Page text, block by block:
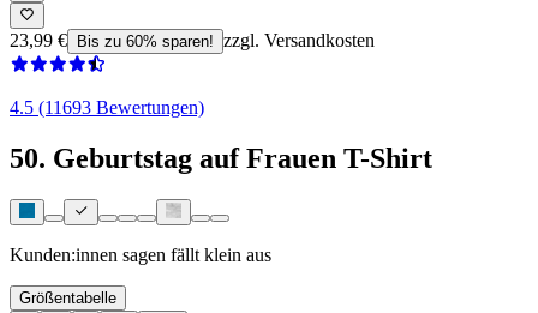
23,99 € Bis zu 60% sparen! zzgl. Versandkosten
4.5 (11693 Bewertungen)
50. Geburtstag auf Frauen T-Shirt
Kunden:innen sagen fällt klein aus
Größentabelle